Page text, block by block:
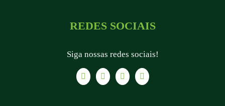
REDES SOCIAIS
Siga nossas redes sociais!